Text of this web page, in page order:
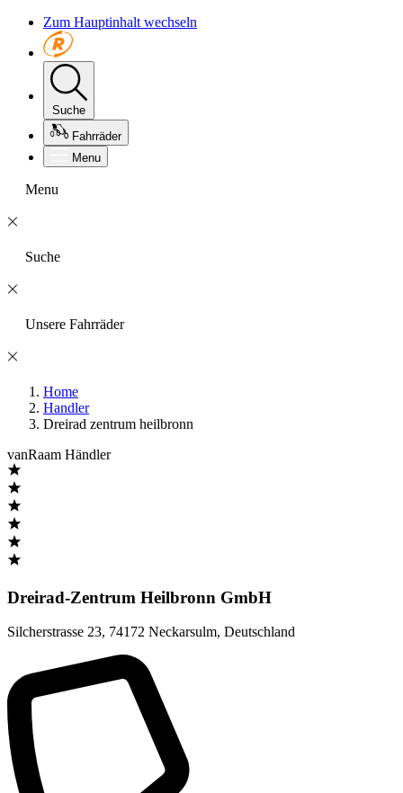
Zum Hauptinhalt wechseln
Suche
Fahrräder
Menu
Menu
Suche
Unsere Fahrräder
Home
Handler
Dreirad zentrum heilbronn
vanRaam Händler
Dreirad-Zentrum Heilbronn GmbH
Silcherstrasse 23, 74172 Neckarsulm, Deutschland